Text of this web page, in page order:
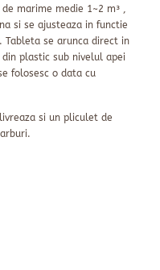
marime medie 1~2 m³ ,
si se ajusteaza in functie
Tableta se arunca direct in
plastic sub nivelul apei
folosesc o data cu
si un pliculet de